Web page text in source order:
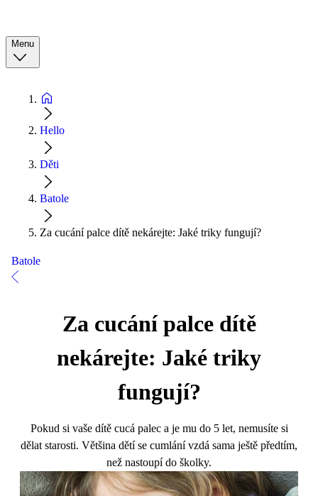
Menu
Hello
Děti
Batole
Za cucání palce dítě nekárejte: Jaké triky fungují?
Batole
Za cucání palce dítě
nekárejte: Jaké triky
fungují?
Pokud si vaše dítě cucá palec a je mu do 5 let, nemusíte si
dělat starosti. Většina dětí se cumlání vzdá sama ještě předtím,
než nastoupí do školky.